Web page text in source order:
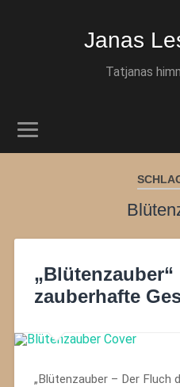
Janas
Tatjanas
zauberhafte
„Blütenzauber – Der Fluch